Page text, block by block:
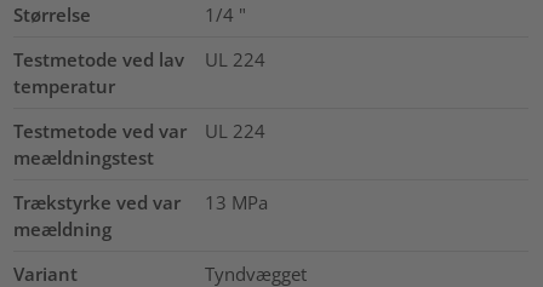
Størrelse
1/4 "
Testmetode ved lav
temperatur
UL 224
Testmetode ved var
meældningstest
UL 224
Trækstyrke ved var
meældning
13 MPa
Variant
Tyndvægget